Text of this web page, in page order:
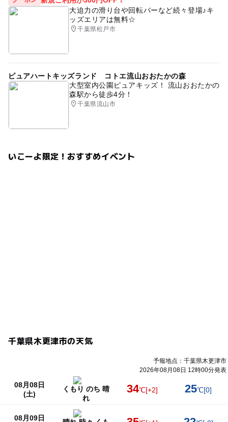
大迫力の滑り台や回転バーなど続々登場♪キ
ッズエリアは無料☆
千葉県松戸市
ピュアハートキッズランド コトエ流山おおたかの森
大型室内公園ピュアキッズ！ 流山おおたかの
森駅から徒歩4分！
千葉県流山市
いこーよ限定！おすすめイベント
千葉県木更津市の天気
予報地点：千葉県木更津市
2026年08月08日 12時00分発表
08月08日
(土)
くもり のち 晴
れ
34℃[+2] 25℃[0]
08月09日